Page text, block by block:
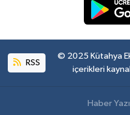
RSS
© 2025 Kütahya
içerikleri
Haber